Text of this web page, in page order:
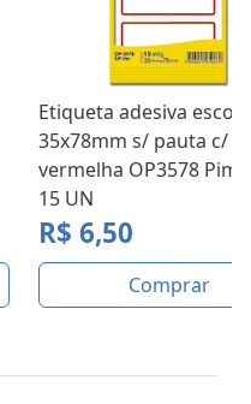
Etiqueta adesiva
35x78mm s/ pauta c/
vermelha OP3578
15 UN
R$ 6,50
Comprar